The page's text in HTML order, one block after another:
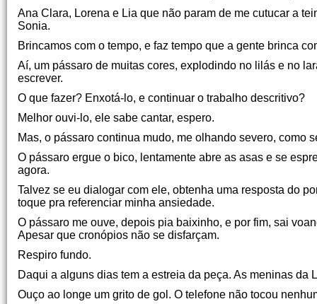
Ana Clara, Lorena e Lia que não param de me cutucar a
Sonia.
Brincamos com o tempo, e faz tempo que a gente brinca
Aí, um pássaro de muitas cores, explodindo no lilás e no
escrever.
O que fazer? Enxotá-lo, e continuar o trabalho descritivo?
Melhor ouvi-lo, ele sabe cantar, espero.
Mas, o pássaro continua mudo, me olhando severo, como
O pássaro ergue o bico, lentamente abre as asas e se
agora.
Talvez se eu dialogar com ele, obtenha uma resposta do
toque pra referenciar minha ansiedade.
O pássaro me ouve, depois pia baixinho, e por fim, sai
Apesar que cronópios não se disfarçam.
Respiro fundo.
Daqui a alguns dias tem a estreia da peça. As meninas da
Ouço ao longe um grito de gol. O telefone não tocou